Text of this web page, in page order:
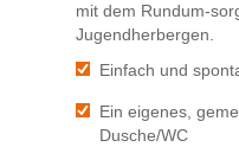
mit dem Rundum-
Jugendherbergen.
Einfach und
Ein eigenes,
Dusche/WC